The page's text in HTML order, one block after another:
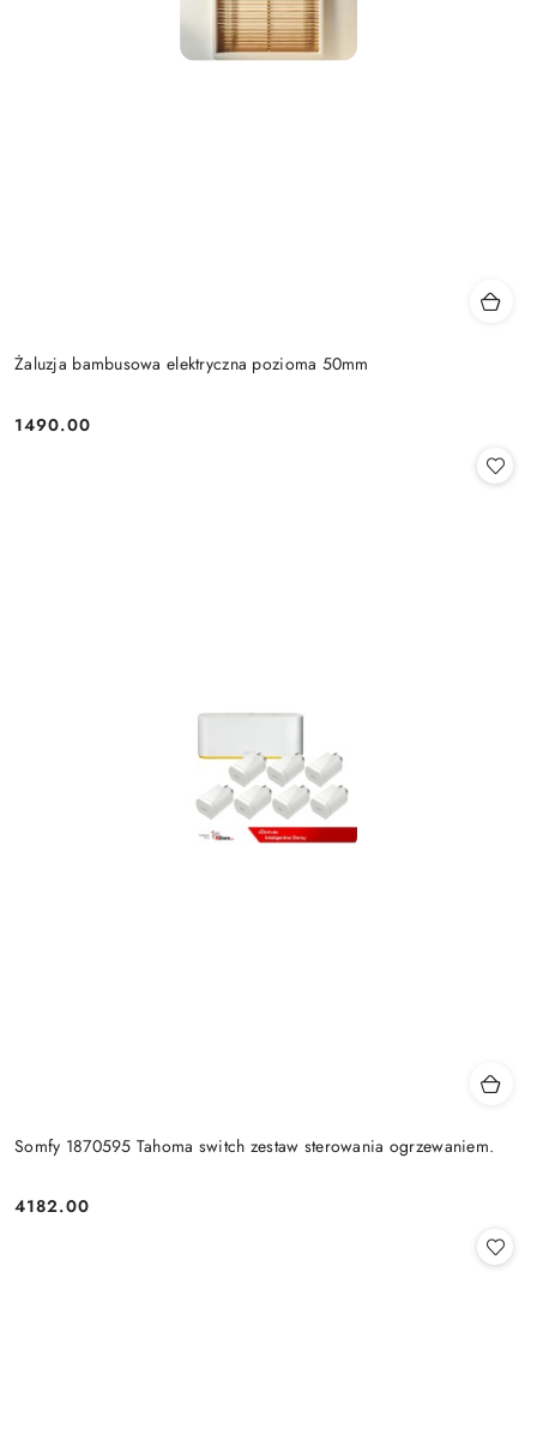
Żaluzja bambusowa elektryczna pozioma 50mm
Cena:
1490.00
Somfy 1870595 Tahoma switch zestaw sterowania ogrzewaniem.
Cena:
4182.00